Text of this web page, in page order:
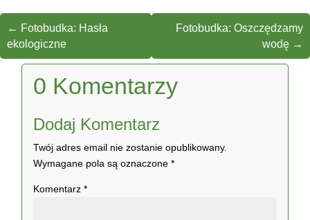
← Fotobudka: Hasła
ekologiczne
Fotobudka: Oszczędzamy
wodę →
0 Komentarzy
Dodaj Komentarz
Twój adres email nie zostanie opublikowany.
Wymagane pola są oznaczone*
Komentarz*